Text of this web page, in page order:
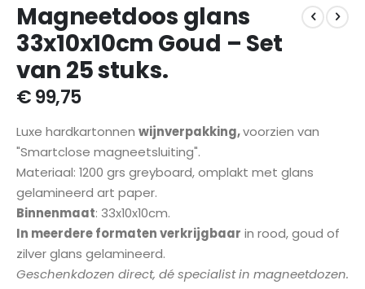
naar
het
begin
van
de
afbeeldingen-
Magneetdoos glans
33x10x10cm Goud – Set
van 25 stuks.
€ 99,75
Luxe hardkartonnen wijnverpakking,voorzien van
"Smartclose magneetsluiting".
Materiaal: 1200 grs greyboard, omplakt met glans
gelamineerd art paper.
Binnenmaat: 33x10x10cm.
In meerdere formaten verkrijgbaar in rood, goud of
zilver glans gelamineerd.
Geschenkdozen direct, dé specialist in magneetdozen.